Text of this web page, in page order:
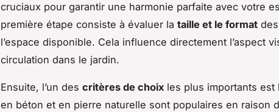
cruciaux pour garantir une harmonie parfaite avec votre
première étape consiste à évaluer la taille et le format
l’espace disponible. Cela influence directement l’aspect
circulation dans le jardin.
Ensuite, l’un des critères de choix les plus importants est
en béton et en pierre naturelle sont populaires en raison